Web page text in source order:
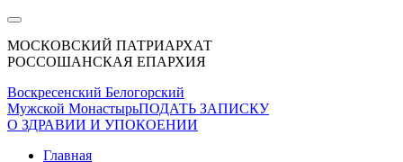
МОСКОВСКИЙ ПАТРИАРХАТ
РОССОШАНСКАЯ ЕПАРХИЯ
Воскресенский Белогорский
Мужской МонастырьПОДАТЬ ЗАПИСКУ
О ЗДРАВИИ И УПОКОЕНИИ
Главная